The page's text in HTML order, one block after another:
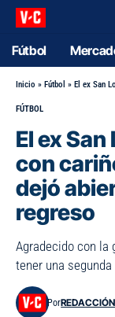
Fútbol
Inicio » Fútbol » El ex San
FÚTBOL
El ex
con
dejó
regreso
Agradecido con la
tener una
PorREDACCIÓN